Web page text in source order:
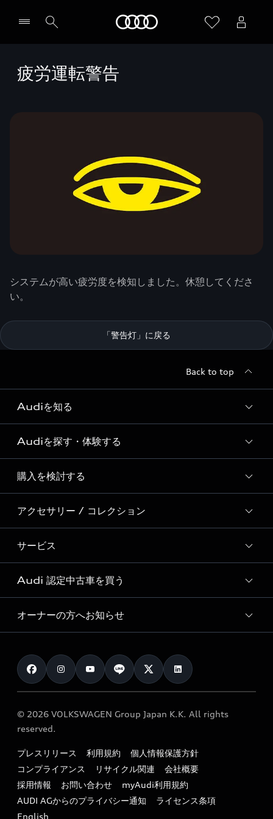
疲労運転警告
システムが高い疲労度を検知しました。休憩してくださ
い。
「警告灯」に戻る
Back to top
Audiを知る
Audi ブランド
Story of Progress
Audi Sport
Formula 1®
デジタルサービス
Audiを探す・体験する
ディーラー検索
新車在庫検索
試乗車・展示車検索
見積り依頼
試乗予約
購入を検討する
モデル一覧
特別仕様モデル / 限定モデル
e-tronラインアップ
価格シミュレーション
車両比較
カタログ一覧
アクセサリー / コレクション
純正アクセサリー
オンラインショップ
Audi collection
アウディナビアプリ
サービス
サービス入庫予約
サービスプログラム
メンテナンス
車検 / 定期点検
e-tronアフターサポート
myAudi
Audi 認定中古車を買う
Audi認定中古車
クオリティ
保証
メンテナンス
ファイナンス
キャンペーン / イベント
買取査定
オーナーの方へお知らせ
お知らせ
オーナー様向けキャンペーン
特定整備適用車一覧
リサイクル法
よくある質問（FAQ）
© 2026 VOLKSWAGEN Group Japan K.K. All rights
reserved.
プレスリリース 利用規約
個人情報保護方針
コンプライアンス
リサイクル関連
会社概要
採用情報
お問い合わせ
myAudi利用規約
AUDI AGからのプライバシー通知
ライセンス条項
English